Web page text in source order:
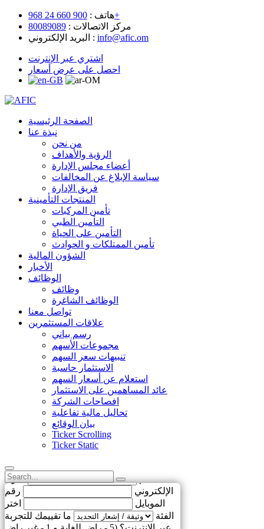
هاتف :900 660 24 968+
مركز الاتصالات : 80089089
البريد الإلكتروني : info@afic.om
اشتري عبر الإنترنت
احصل على عرض أسعار
الصفحة الرئيسية
نبذة عنا
من نحن
الرؤية والأهداف
أعضاء مجلس الإدارة
سياسة الإبلاغ عن المخالفات
فريق الإدارة
المنتجات التأمينية
تأمين المركبات
التأمين الطبي
التأمين على الحياة
تأمين الممتلكات و الحوادث
الشؤون المالية
الأخبار
الوظائف
وظائف
الوظائف الشاغرة
تواصل معنا
علاقات المستثمرين
رسم بياني
مجموعات الأسهم
تنبيهات سعر السهم
الاستثمار حاسبة
استعلام عن أسعار السهم
عائد المساهمين على الاستثمار
افصاحات الشركة
تحاليل مالية تفاعلية
بيان الوقائع
Ticker Scrolling
Ticker Static
ساعدنا لتحسين! الاسم
البريد
الإلكتروني
رقم
الموبايل
اختر
الفئة
ما تقييمك للتجربة